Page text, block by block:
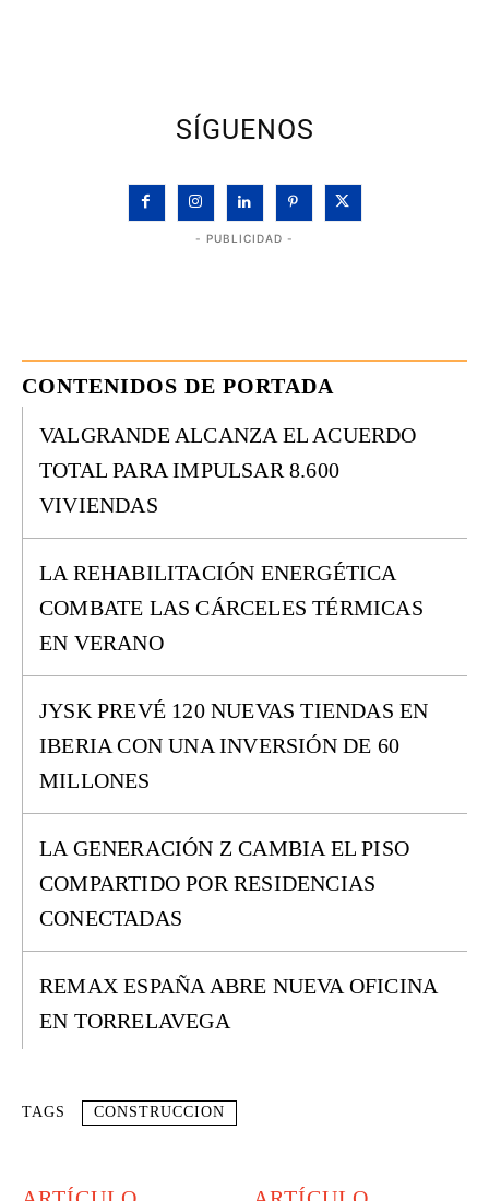
SÍGUENOS
- PUBLICIDAD -
CONTENIDOS DE PORTADA
VALGRANDE ALCANZA EL ACUERDO
TOTAL PARA IMPULSAR 8.600
VIVIENDAS
LA REHABILITACIÓN ENERGÉTICA
COMBATE LAS CÁRCELES TÉRMICAS
EN VERANO
JYSK PREVÉ 120 NUEVAS TIENDAS EN
IBERIA CON UNA INVERSIÓN DE 60
MILLONES
LA GENERACIÓN Z CAMBIA EL PISO
COMPARTIDO POR RESIDENCIAS
CONECTADAS
REMAX ESPAÑA ABRE NUEVA OFICINA
EN TORRELAVEGA
TAGS CONSTRUCCION